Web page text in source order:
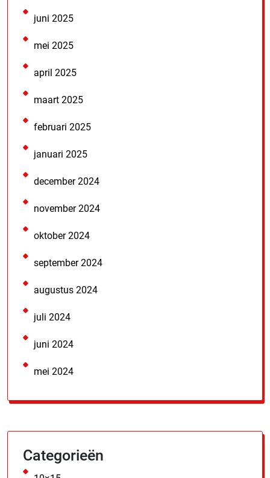
juni 2025
mei 2025
april 2025
maart 2025
februari 2025
januari 2025
december 2024
november 2024
oktober 2024
september 2024
augustus 2024
juli 2024
juni 2024
mei 2024
Categorieën